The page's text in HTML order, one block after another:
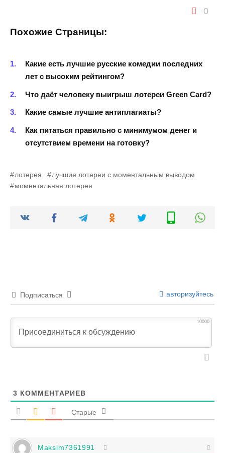
0
Похожие Страницы:
Какие есть лучшие русские комедии последних
лет с высоким рейтингом?
Что даёт человеку выигрыш лотереи Green Card?
Какие самые лучшие антиплагиаты?
Как питаться правильно с минимумом денег и
отсутствием времени на готовку?
лотерея
лучшие лотереи с моментальным выводом
моментальная лотерея
Подписаться авторизуйтесь
10000
3 КОММЕНТАРИЕВ
Старые
Maksim7361991